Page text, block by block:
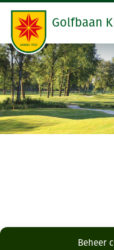
Beheer
Golfbaan